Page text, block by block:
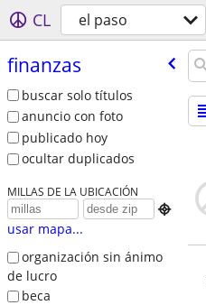
CL el paso
finanzas
buscar solo títulos
anuncio con foto
publicado hoy
ocultar duplicados
MILLAS DE LA UBICACIÓN

usar mapa...
organización sin ánimo
de lucro
beca